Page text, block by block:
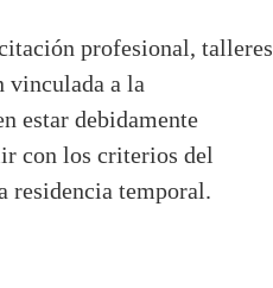
profesional, talleres
vinculada a la
estar debidamente
con los criterios del
residencia temporal.